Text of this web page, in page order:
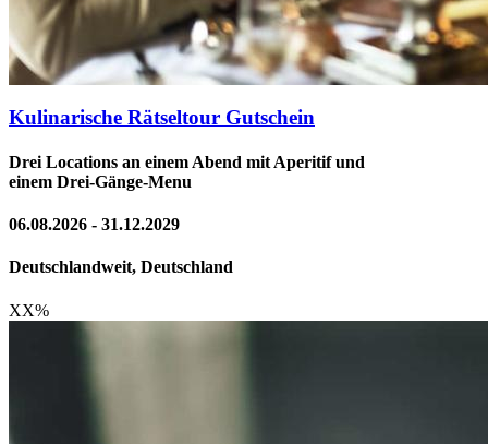
Kulinarische Rätseltour Gutschein
Drei Locations an einem Abend mit Aperitif und
einem Drei-Gänge-Menu
06.08.2026 - 31.12.2029
Deutschlandweit, Deutschland
XX%